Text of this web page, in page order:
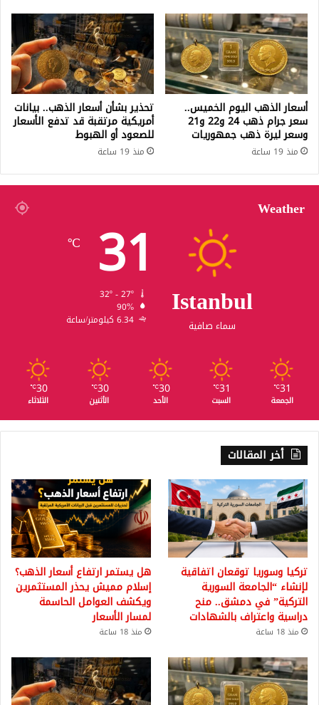
أسعار الذهب اليوم الخميس..
سعر جرام ذهب 24 و22 و21
وسعر ليرة ذهب جمهوريات
منذ 19 ساعة
تحذير بشأن أسعار الذهب.. بيانات
أمريكية مرتقبة قد تدفع الأسعار
للصعود أو الهبوط
منذ 19 ساعة
Weather
Istanbul
سماء صافية
31
℃
90%
6.34 كيلومتر/ساعة
31
℃
الجمعة
31
℃
السبت
30
℃
الأحد
30
℃
الأثنين
30
℃
الثلاثاء
أخر المقالات
تركيا وسوريا توقعان اتفاقية
لإنشاء “الجامعة السورية
التركية” في دمشق.. منح
دراسية واعتراف بالشهادات
منذ 18 ساعة
هل يستمر ارتفاع أسعار الذهب؟
إسلام مميش يحذر المستثمرين
ويكشف العوامل الحاسمة
لمسار الأسعار
منذ 18 ساعة